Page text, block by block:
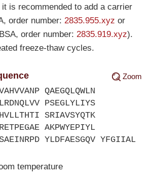
is recommended to add a carrier
order number: 2835.955.xyz or
order number: 2835.919.xyz).
freeze-thaw cycles.
Zoom
QAEGQLQWLN
PSEGLYLIYS
SRIAVSYQTK
AKPWYEPIYL
YLDFAESGQV YFGIIAL
temperature